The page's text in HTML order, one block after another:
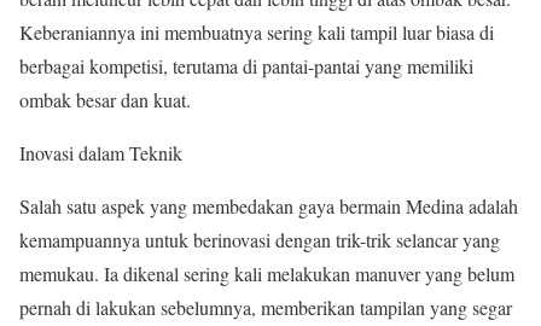
Keberaniannya ini membuatnya sering kali tampil luar biasa di
berbagai kompetisi, terutama di pantai-pantai yang memiliki
ombak besar dan kuat.
Inovasi dalam Teknik
Salah satu aspek yang membedakan gaya bermain Medina adalah
kemampuannya untuk berinovasi dengan trik-trik selancar yang
memukau. Ia dikenal sering kali melakukan manuver yang belum
pernah di lakukan sebelumnya, memberikan tampilan yang segar